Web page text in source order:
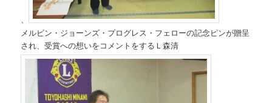
、
メルビン・ジョーンズ・プログレス・フェローの記念ピンが贈呈
され、受賞への想いをコメントをするＬ森清